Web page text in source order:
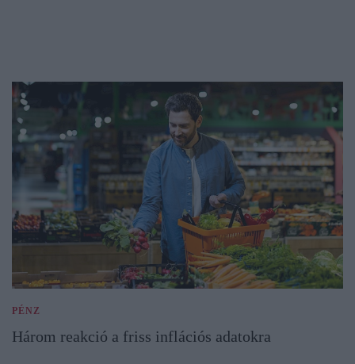
PÉNZ
Három reakció a friss inflációs adatokra